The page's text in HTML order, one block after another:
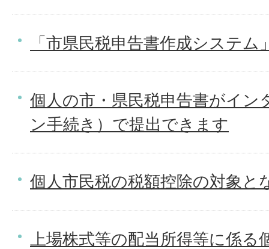
「市県民税申告書作成システ
個人の市・県民税申告書がイン
ン手続き）で提出できます
個人市民税の税額控除の対象と
上場株式等の配当所得等に係